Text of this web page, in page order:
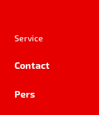
Service
Contact
Pers